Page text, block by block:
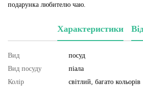
подарунка любителю чаю.
Характеристики
Вид
посуд
Вид посуду
піала
Колір
світлий, багато кольорів